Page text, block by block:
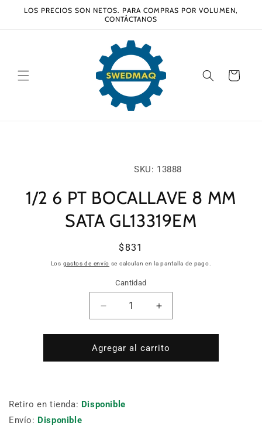
directamente
LOS PRECIOS SON NETOS. PARA COMPRAS POR VOLUMEN,
CONTÁCTANOS
Carrito
SKU: 13888
1/2 6 PT BOCALLAVE 8 MM
SATA GL13319EM
Precio
habitual
$831
Los gastos de envío se calculan en la pantalla de pago.
Cantidad
Cantidad
Reducir
cantidad
para
1/2
6
MM
Aumentar
cantidad
para
1/2
6
Agregar al carrito
Retiro en tienda: Disponible
Envío: Disponible